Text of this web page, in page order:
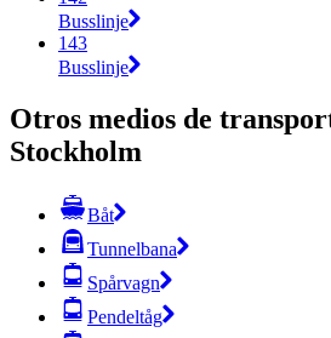
Busslinje
143
Busslinje
Otros medios de
Stockholm
Båt
Tunnelbana
Spårvagn
Pendeltåg